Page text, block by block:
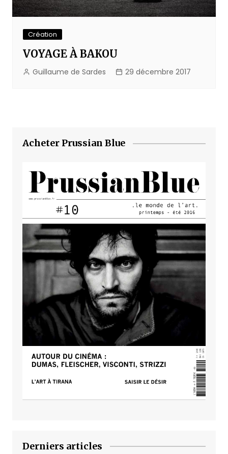
Création
VOYAGE À BAKOU
Guillaume de Sardes 29 décembre 2017
Acheter Prussian Blue
Derniers articles